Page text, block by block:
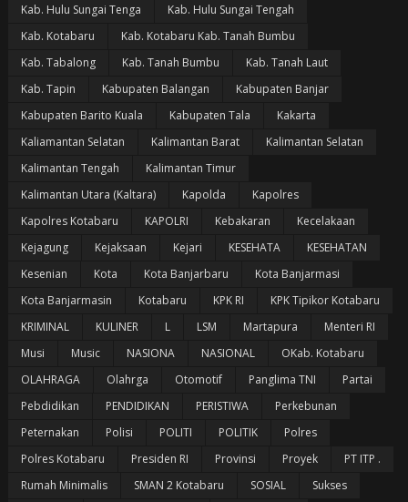
Kab. Hulu Sungai Tenga
Kab. Hulu Sungai Tengah
Kab. Kotabaru
Kab. Kotabaru Kab. Tanah Bumbu
Kab. Tabalong
Kab. Tanah Bumbu
Kab. Tanah Laut
Kab. Tapin
Kabupaten Balangan
Kabupaten Banjar
Kabupaten Barito Kuala
Kabupaten Tala
Kakarta
Kaliamantan Selatan
Kalimantan Barat
Kalimantan Selatan
Kalimantan Tengah
Kalimantan Timur
Kalimantan Utara (Kaltara)
Kapolda
Kapolres
Kapolres Kotabaru
KAPOLRI Kebakaran
Kecelakaan
Kejagung
Kejaksaan Kejari KESEHATA
KESEHATAN
Kesenian
Kota Kota Banjarbaru
Kota Banjarmasi
Kota Banjarmasin
Kotabaru KPK RI
KPK Tipikor Kotabaru
KRIMINAL
KULINER L LSM Martapura
Menteri RI
Musi
Music NASIONA NASIONAL
OKab. Kotabaru
OLAHRAGA
Olahrga Otomotif Panglima TNI
Partai
Pebdidikan
PENDIDIKAN PERISTIWA
Perkebunan
Peternakan
Polisi POLITI POLITIK
Polres
Polres Kotabaru
Presiden RI Provinsi Proyek
PT ITP .
Rumah Minimalis
SMAN 2 Kotabaru SOSIAL
Sukses